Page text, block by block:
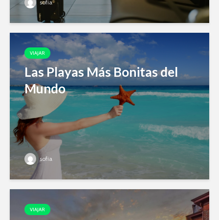
sofia
VIAJAR
Las Playas Más Bonitas del
Mundo
sofia
VIAJAR